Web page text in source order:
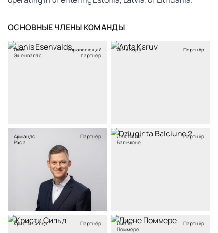
ОСНОВНЫЕ ЧЛЕНЫ КОМАНДЫ
Янис
Эшенвалдс
Управляющий
партнер
Антс Кару Партнёр
Армандс
Раса
Партнёр
Джюгинта
Бальчюне
Партнёр
Кристи Сильд Партнёр
Лиене
Поммере
Партнёр